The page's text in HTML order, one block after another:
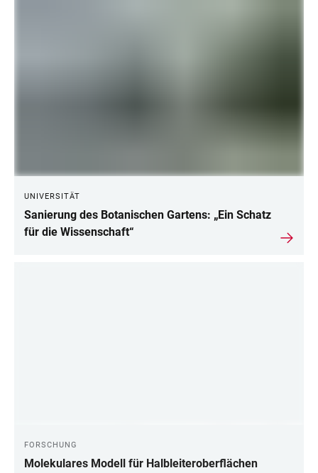
UNIVERSITÄT
Sanierung des Botanischen Gartens: „Ein Schatz
für die Wissenschaft“
FORSCHUNG
Molekulares Modell für Halbleiteroberflächen